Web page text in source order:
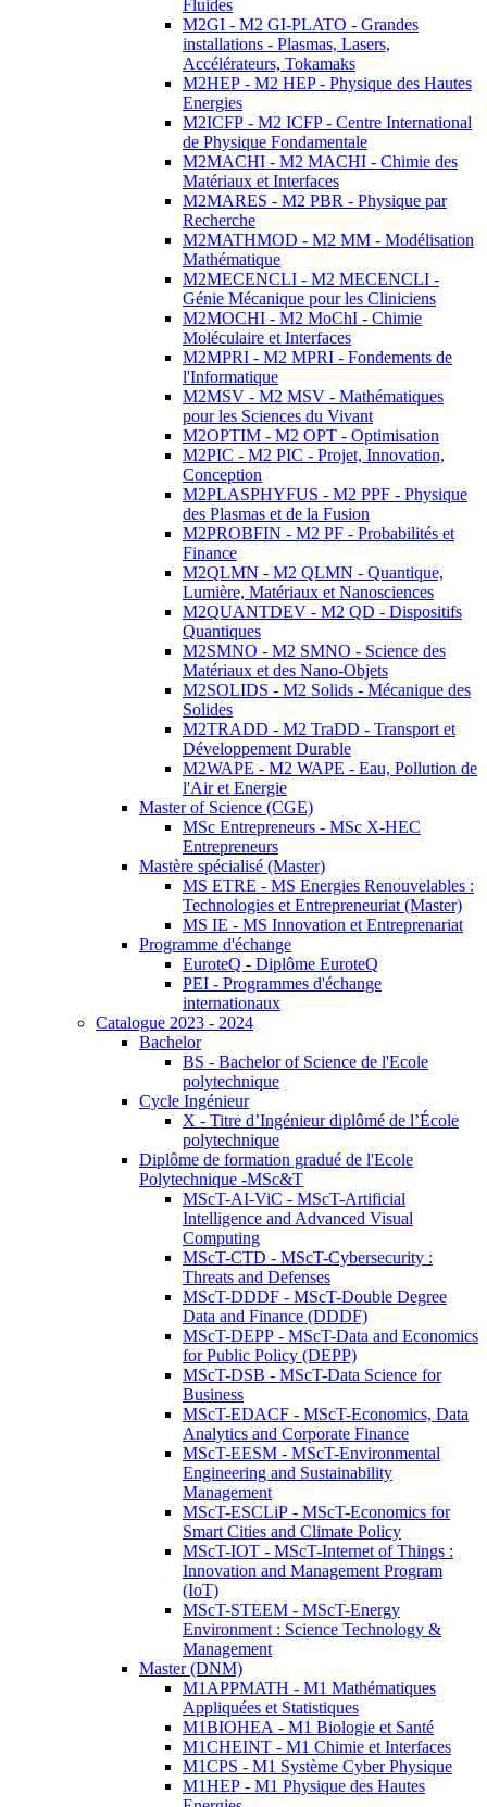
Fluides
M2GI - M2 GI-PLATO - Grandes
installations - Plasmas, Lasers,
Accélérateurs, Tokamaks
M2HEP - M2 HEP - Physique des Hautes
Energies
M2ICFP - M2 ICFP - Centre International
de Physique Fondamentale
M2MACHI - M2 MACHI - Chimie des
Matériaux et Interfaces
M2MARES - M2 PBR - Physique par
Recherche
M2MATHMOD - M2 MM - Modélisation
Mathématique
M2MECENCLI - M2 MECENCLI -
Génie Mécanique pour les Cliniciens
M2MOCHI - M2 MoChI - Chimie
Moléculaire et Interfaces
M2MPRI - M2 MPRI - Fondements de
l'Informatique
M2MSV - M2 MSV - Mathématiques
pour les Sciences du Vivant
M2OPTIM - M2 OPT - Optimisation
M2PIC - M2 PIC - Projet, Innovation,
Conception
M2PLASPHYFUS - M2 PPF - Physique
des Plasmas et de la Fusion
M2PROBFIN - M2 PF - Probabilités et
Finance
M2QLMN - M2 QLMN - Quantique,
Lumière, Matériaux et Nanosciences
M2QUANTDEV - M2 QD - Dispositifs
Quantiques
M2SMNO - M2 SMNO - Science des
Matériaux et des Nano-Objets
M2SOLIDS - M2 Solids - Mécanique des
Solides
M2TRADD - M2 TraDD - Transport et
Développement Durable
M2WAPE - M2 WAPE - Eau, Pollution de
l'Air et Energie
Master of Science (CGE)
MSc Entrepreneurs - MSc X-HEC
Entrepreneurs
Mastère spécialisé (Master)
MS ETRE - MS Energies Renouvelables :
Technologies et Entrepreneuriat (Master)
MS IE - MS Innovation et Entreprenariat
Programme d'échange
EuroteQ - Diplôme EuroteQ
PEI - Programmes d'échange
internationaux
Catalogue 2023 - 2024
Bachelor
BS - Bachelor of Science de l'Ecole
polytechnique
Cycle Ingénieur
X - Titre d’Ingénieur diplômé de l’École
polytechnique
Diplôme de formation gradué de l'Ecole
Polytechnique -MSc&T
MScT-AI-ViC - MScT-Artificial
Intelligence and Advanced Visual
Computing
MScT-CTD - MScT-Cybersecurity :
Threats and Defenses
MScT-DDDF - MScT-Double Degree
Data and Finance (DDDF)
MScT-DEPP - MScT-Data and Economics
for Public Policy (DEPP)
MScT-DSB - MScT-Data Science for
Business
MScT-EDACF - MScT-Economics, Data
Analytics and Corporate Finance
MScT-EESM - MScT-Environmental
Engineering and Sustainability
Management
MScT-ESCLiP - MScT-Economics for
Smart Cities and Climate Policy
MScT-IOT - MScT-Internet of Things :
Innovation and Management Program
(IoT)
MScT-STEEM - MScT-Energy
Environment : Science Technology &
Management
Master (DNM)
M1APPMATH - M1 Mathématiques
Appliquées et Statistiques
M1BIOHEA - M1 Biologie et Santé
M1CHEINT - M1 Chimie et Interfaces
M1CPS - M1 Système Cyber Physique
M1HEP - M1 Physique des Hautes